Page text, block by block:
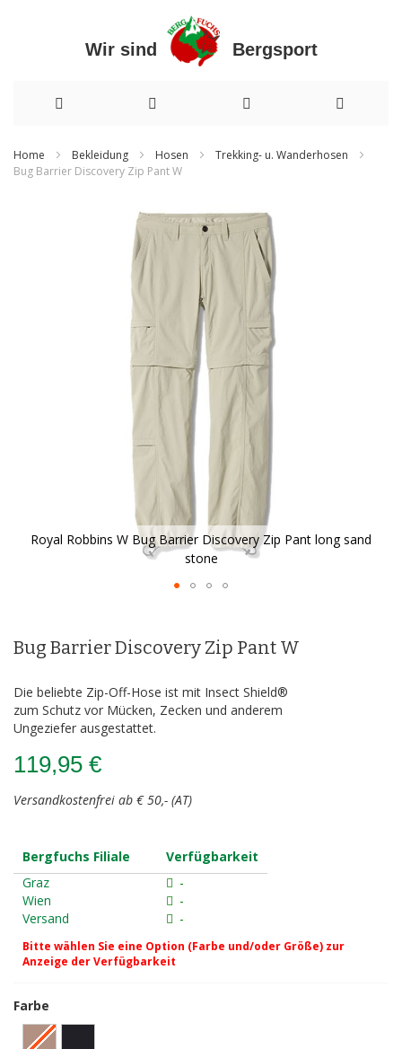
Wir sind Bergsport
zum
Home Bekleidung Hosen
Trekking- u. Wanderhosen
Bug Barrier Discovery Zip Pant W
Royal Robbins W Bug Barrier Discovery Zip Pant long sand
stone
der
Bildergalerie
Bug Barrier Discovery Zip Pant W
Die beliebte Zip-Off-Hose ist mit Insect Shield®
zum Schutz vor Mücken, Zecken und anderem
Ungeziefer ausgestattet.
119,95 €
Versandkostenfrei ab € 50,- (AT)
Bergfuchs Filiale
Verfügbarkeit
Graz
-
Wien
-
Versand
-
Bitte wählen Sie eine Option (Farbe und/oder Größe) zur
Anzeige der Verfügbarkeit
Farbe